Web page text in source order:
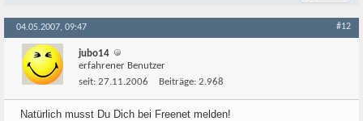
04.05.2007, 09:47 #12
jubo14
erfahrener Benutzer
seit: 27.11.2006 Beiträge: 2.968
Natürlich musst Du Dich bei Freenet melden!